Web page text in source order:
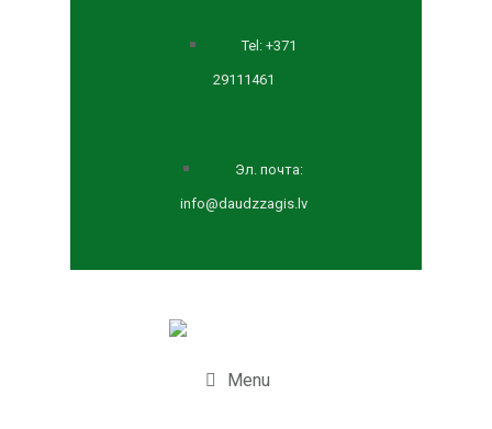
Tel: +371
29111461
Эл. почта:
info@daudzzagis.lv
Menu